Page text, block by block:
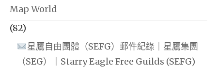
Map World
(82)
星鷹自由團體（SEFG）郵件紀錄｜星鷹集團
（SEG）｜Starry Eagle Free Guilds (SEFG)